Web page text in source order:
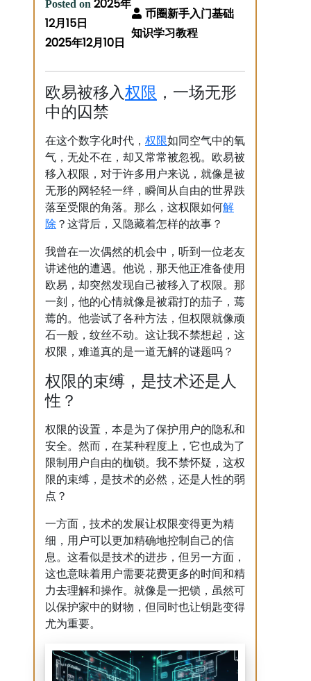
Posted on 2025年
12月15日
2025年12月10日
欧易被移入权限 ，一场无形
中的囚禁
在这个数字化时代， 权限如同空气中的氧
气，无处不在，却又常常被忽视。欧易被
移入权限，对于许多用户来说，就像是被
无形的网轻轻一绊，瞬间从自由的世界跌
落至受限的角落。那么，这权限如何解
除 ？这背后，又隐藏着怎样的故事？
我曾在一次偶然的机会中，听到一位老友
讲述他的遭遇。他说，那天他正准备使用
欧易，却突然发现自己被移入了权限。那
一刻，他的心情就像是被霜打的茄子，蔫
蔫的。他尝试了各种方法，但权限就像顽
石一般，纹丝不动。这让我不禁想起，这
权限，难道真的是一道无解的谜题吗？
权限的束缚，是技术还是人
性？
权限的设置，本是为了保护用户的隐私和
安全。然而，在某种程度上，它也成为了
限制用户自由的枷锁。我不禁怀疑，这权
限的束缚，是技术的必然，还是人性的弱
点？
一方面，技术的发展让权限变得更为精
细，用户可以更加精确地控制自己的信
息。这看似是技术的进步，但另一方面，
这也意味着用户需要花费更多的时间和精
力去理解和操作。就像是一把锁，虽然可
以保护家中的财物，但同时也让钥匙变得
尤为重要。